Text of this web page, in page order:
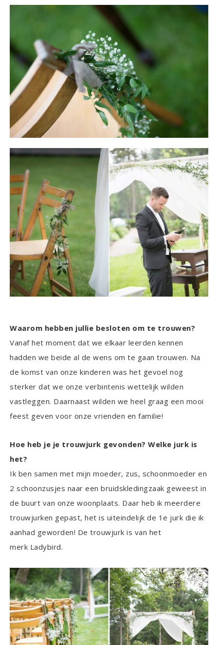
Waarom hebben jullie besloten om te trouwen?
Vanaf het moment dat we elkaar leerden kennen
hadden we beide al de wens om te gaan trouwen. Na
de komst van onze kinderen was het gevoel nog
sterker dat we onze verbintenis wettelijk wilden
vastleggen. Daarnaast wilden we heel graag een mooi
feest geven voor onze vrienden en familie!
Hoe heb je je trouwjurk gevonden? Welke jurk is
het?
Ik ben samen met mijn moeder, zus, schoonmoeder en
2 schoonzusjes naar een bruidskledingzaak geweest in
de buurt van onze woonplaats. Daar heb ik meerdere
trouwjurken gepast, het is uiteindelijk de 1e jurk die ik
aanhad geworden! De trouwjurk is van het
merk Ladybird.